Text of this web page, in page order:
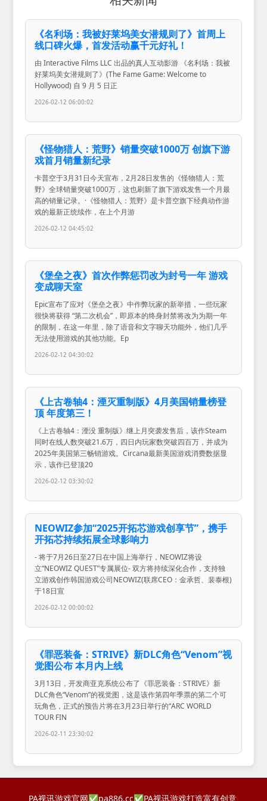
《名利场：我被好莱坞美女潜规则了》首周上
线口碑火爆，首发活动赢千元好礼！
由 Interactive Films LLC 出品的真人互动影游 《名利场：我被
好莱坞美女潜规则了》(The Fame Game: Welcome to
Hollywood) 自 9 月 5 日正
2026-02-12 06:00:02
《怪物猎人：荒野》销量突破1000万 创旗下游
戏首月销量新纪录
卡普空于3月31日今天宣布，2月28日发售的《怪物猎人：荒
野》全球销量突破1000万，这也刷新了旗下游戏发售一个月最
高的销量记录。·《怪物猎人：荒野》是卡普空旗下经典动作游
戏的最新正统续作，在上个月游
2026-02-12 04:45:02
《堡垒之夜》首次作弊惩罚改为封号一年 游戏
变成聊天室
Epic宣布了应对《堡垒之夜》中作弊玩家的新举措，一些玩家
很快将获得 “第二次机会”，即原本的终身封禁将改为为期一年
的限制，在这一年里，除了语音和文字聊天功能外，他们几乎
无法使用游戏的其他功能。Ep
2026-02-12 04:30:02
《上古卷轴4：湮灭重制版》4月美国销量榜登
顶 年度第三！
《上古卷轴4：湮没 重制版》继上月突袭发售后，该作Steam
同时在线人数突破21.6万，四日内玩家数突破四百万，并成为
2025年美国第三畅销游戏。Circana最新美国游戏消费数据显
示，该作已登顶20
2026-02-12 03:30:02
NEOWIZ参加“2025开拓芯游戏创享节”，携手
开拓芯持续拓展全球影响力
- 将于7月26日至27日在中国上海举行，NEOWIZ将设
立“NEOWIZ QUEST”专属展位- 双方将持续深化合作，支持独
立游戏创作韩国游戏公司NEOWIZ(联席CEO：金承哲、裴泰根)
于18日宣
2026-02-12 00:00:02
《罪恶装备：STRIVE》新DLC角色“Venom”视
觉图公布 本月内上线
3月13日，开发商亚克系统公布了《罪恶装备：STRIVE》新
DLC角色“Venom”的视觉图，这是该作第四年季票的第二个可
玩角色，正式的预告片将在3月23日举行的“ARC WORLD
TOUR FIN
2026-02-11 23:30:02
PA视讯游戏官网✅pa886.cc✅PA视讯游戏打造富有创意